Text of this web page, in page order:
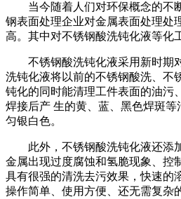
当今随着人们对环保概念的不
钢表面处理企业对金属表面处理处
高。其中对不锈钢酸洗钝化液等化
不锈钢酸洗钝化液采用新时期
洗钝化液将以前的不锈钢酸洗、不
钝化的同时能清理工件表面的油污
焊接后产 生的黄、蓝、黑色焊斑
匀银白色。
此外，不锈钢酸洗钝化液还添
金属出现过度腐蚀和氢脆现象、控
具有很强的清洗去污效果，快速的
操作简单、使用方便、还无需复杂